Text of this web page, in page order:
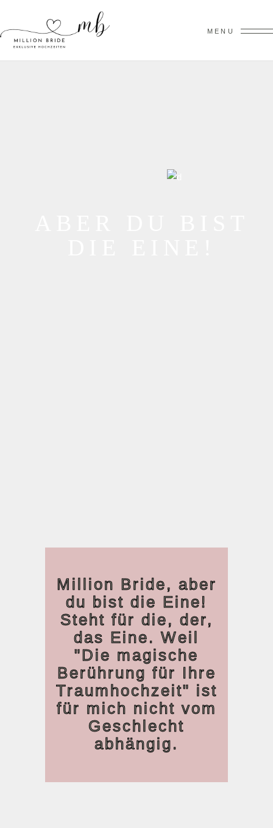
MENU
Million Bride, aber
du bist die Eine!
Steht für die, der,
das Eine. Weil
"Die magische
Berührung für Ihre
Traumhochzeit" ist
für mich nicht vom
Geschlecht
abhängig.